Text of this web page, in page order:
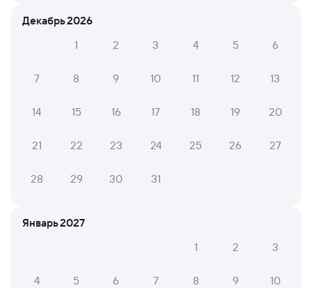
Отели в Москве
Апартаменты Радуга Nabat palace
Отзывы пассажиров Туту о поездах
Декабрь 2026
1
2 3 4 5 6
7 8 9 10 11 12 13
14 15 16 17 18 19 20
21 22 23 24 25 26 27
28 29 30 31
Январь 2027
1
2 3
4 5 6 7 8 9 10